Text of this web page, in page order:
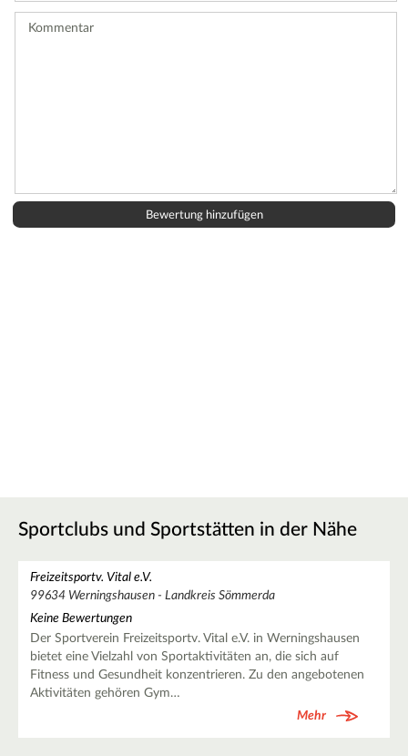
Sportclubs und Sportstätten in der Nähe
Freizeitsportv. Vital e.V.
99634 Werningshausen - Landkreis Sömmerda
Keine Bewertungen
Der Sportverein Freizeitsportv. Vital e.V. in Werningshausen
bietet eine Vielzahl von Sportaktivitäten an, die sich auf
Fitness und Gesundheit konzentrieren. Zu den angebotenen
Aktivitäten gehören Gym…
Mehr